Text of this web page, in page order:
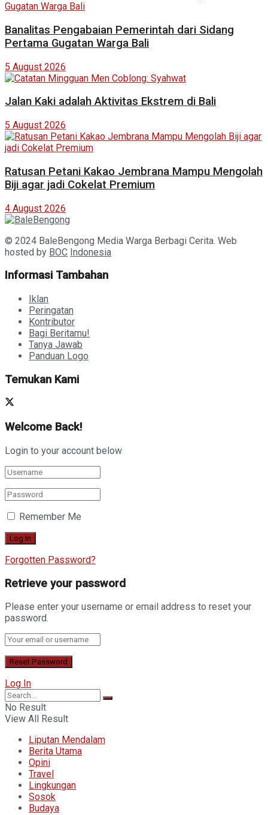
Banalitas Pengabaian Pemerintah dari Sidang
Pertama Gugatan Warga Bali
5 August 2026
Jalan Kaki adalah Aktivitas Ekstrem di Bali
5 August 2026
Ratusan Petani Kakao Jembrana Mampu Mengolah
Biji agar jadi Cokelat Premium
4 August 2026
© 2024 BaleBengong Media Warga Berbagi Cerita. Web
hosted by BOC Indonesia
Informasi Tambahan
Iklan
Peringatan
Kontributor
Bagi Beritamu!
Tanya Jawab
Panduan Logo
Temukan Kami
Welcome Back!
Login to your account below
Remember Me
Forgotten Password?
Retrieve your password
Please enter your username or email address to reset your
password.
Log In
No Result
View All Result
Liputan Mendalam
Berita Utama
Opini
Travel
Lingkungan
Sosok
Budaya